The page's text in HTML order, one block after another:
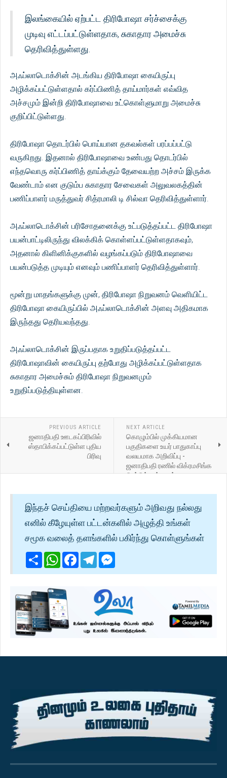
இலங்கையில் ஏற்பட்ட திரிபோஷா சர்ச்சைக்கு
முடிவு எட்டப்பட்டுள்ளதாக, சுகாதார அமைச்சு
தெரிவித்துள்ளது.
அஃப்லாடொக்சின் அடங்கிய திரிபோஷா கையிருப்பு
அழிக்கப்பட்டுள்ளதால் கர்ப்பிணித் தாய்மார்கள் எவ்வித
அச்சமும் இன்றி திரிபோஷாவை உட்கொள்ளுமாறு அமைச்சு
குறிப்பிட்டுள்ளது.
திரிபோஷா தொடர்பில் பொய்யான தகவல்கள் பரப்பப்பட்டு
வருகிறது. இதனால் திரிபோஷாவை உண்பது தொடர்பில்
எந்தவொரு கர்ப்பிணித் தாய்க்கும் தேவையற்ற அச்சம் இருக்க
வேண்டாம் என குடும்ப சுகாதார சேவைகள் அலுவலகத்தின்
பணிப்பாளர் மருத்துவர் சித்ரமாலி டி சில்வா தெரிவித்துள்ளார்.
அஃப்லாடொக்சின் பரிசோதனைக்கு உட்படுத்தப்பட்ட திரிபோஷா
பயன்பாட்டிலிருந்து விலக்கிக் கொள்ளப்பட்டுள்ளதாகவும்,
அதனால் கிளினிக்குகளில் வழங்கப்படும் திரிபோஷாவை
பயன்படுத்த முடியும் எனவும் பணிப்பாளர் தெரிவித்துள்ளார்.
மூன்று மாதங்களுக்கு முன், திரிபோஷா நிறுவனம் வெளியிட்ட
திரிபோஷா கையிருப்பில் அஃப்லாடொக்சின் அளவு அதிகமாக
இருந்தது தெரியவந்தது.
அஃப்லாடொக்சின் இருப்பதாக உறுதிப்படுத்தப்பட்ட
திரிபோஷாவின் கையிருப்பு தற்போது அழிக்கப்பட்டுள்ளதாக
சுகாதார அமைச்சும் திரிபோஷா நிறுவனமும்
உறுதிப்படுத்தியுள்ளன.
PREVIOUS ARTICLE
ஜனாதிபதி ஊடகப்பிரிவில்
ஸ்தாபிக்கப்பட்டுள்ள புதிய
பிரிவு
NEXT ARTICLE
கொழும்பில் முக்கியமான
பகுதிகளை உயர் பாதுகாப்பு
வலயமாக அறிவிப்பு -
ஜனாதிபதி ரணில் விக்ரமசிங்க
பிறப்பித்துள்ள உத்தரவு
இந்தச் செய்தியை மற்றவர்களும் அறிவது நல்லது
எனில் கீழேயுள்ள பட்டன்களில் அழுத்தி உங்கள்
சமூக வலைத் தளங்களில் பகிர்ந்து கொள்ளுங்கள்
ShareWhatsApp
Facebook
Telegram